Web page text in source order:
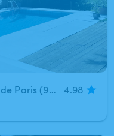
Piscine face à la forêt, à 15 mn de Paris (92). Très bel environnement - calme requis (pas d’enfants).
4.98